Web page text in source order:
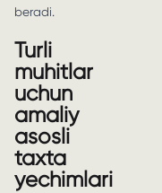
beradi.
Turli
muhitlar
uchun
amaliy
asosli
taxta
yechimlari